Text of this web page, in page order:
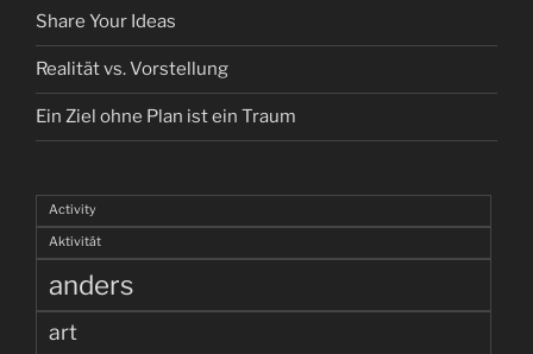
Share Your Ideas
Realität vs. Vorstellung
Ein Ziel ohne Plan ist ein Traum
Activity
Aktivität
anders
art